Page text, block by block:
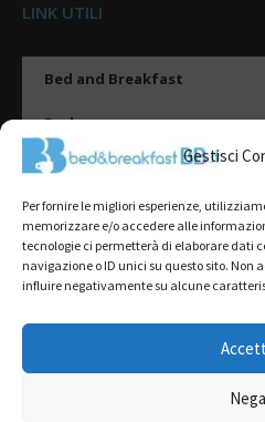
Gestisci
Per fornire le migliori esperienze,
memorizzare e/o accedere alle
tecnologie ci permetterà di elaborare dati
navigazione o ID unici su questo sito. Non
influire negativamente su alcune
Nega
LINK UTILI
Bed and Breakfast
Esplora
Tipologie di alloggio
Destinazioni
Il mio account
2022@ All Rights Reserved | Tutti i